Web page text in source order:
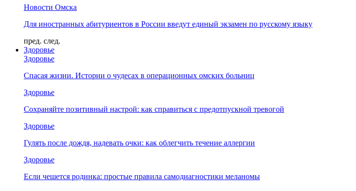
Новости Омска
Для иностранных абитуриентов в России введут единый экзамен по русскому языку
пред. след.
Здоровье
Здоровье
Спасая жизни. Истории о чудесах в операционных омских больниц
Здоровье
Сохраняйте позитивный настрой: как справиться с предотпускной тревогой
Здоровье
Гулять после дождя, надевать очки: как облегчить течение аллергии
Здоровье
Если чешется родинка: простые правила самодиагностики меланомы